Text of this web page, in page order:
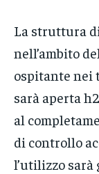
La struttura
nell’ambito
ospitante nei
sarà aperta
al
di controllo
l’utilizzo